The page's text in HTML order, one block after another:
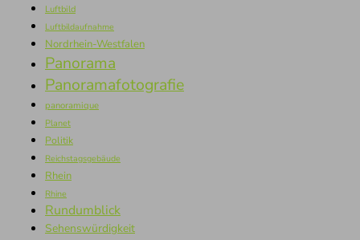
Luftbild
Luftbildaufnahme
Nordrhein-Westfalen
Panorama
Panoramafotografie
panoramique
Planet
Politik
Reichstagsgebäude
Rhein
Rhine
Rundumblick
Sehenswürdigkeit